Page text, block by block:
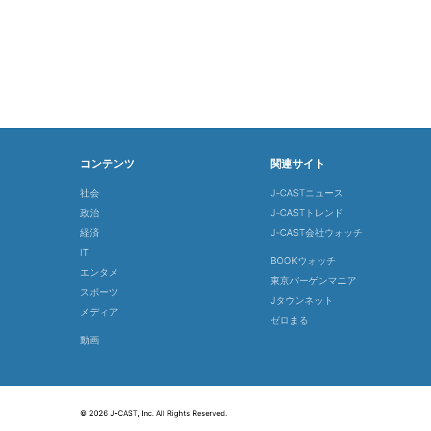
コンテンツ
社会
政治
経済
IT
エンタメ
スポーツ
メディア
動画
関連サイト
J-CASTニュース
J-CASTトレンド
J-CAST会社ウォッチ
BOOKウォッチ
東京バーゲンマニア
Jタウンネット
ゼロまる
© 2026 J-CAST, Inc. All Rights Reserved.